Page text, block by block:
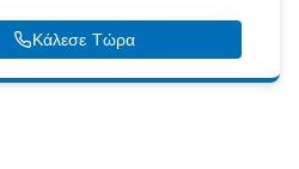
Κάλεσε Τώρα